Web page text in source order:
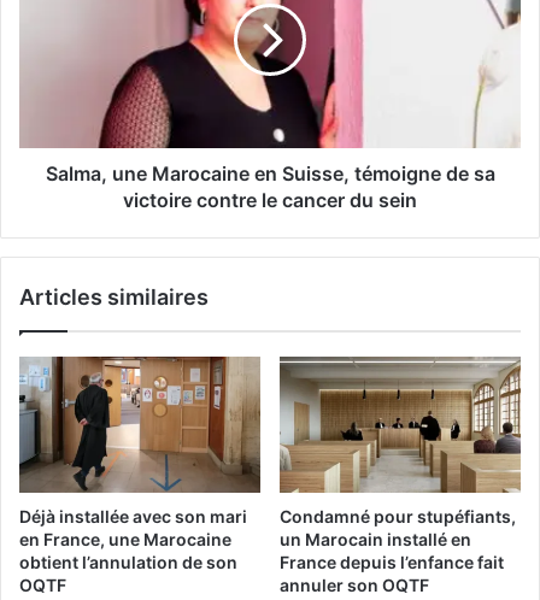
-
t
i
e
n
o
u
r
u
n
e
a
e
e
u
s
s
e
Salma, une Marocaine en Suisse, témoigne de sa
victoire contre le cancer du sein
Articles similaires
Déjà installée avec son mari
en France, une Marocaine
obtient l’annulation de son
OQTF
Condamné pour stupéfiants,
un Marocain installé en
France depuis l’enfance fait
annuler son OQTF